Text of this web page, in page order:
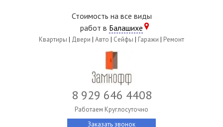
Стоимость на все виды
работ в Балашихе
Квартиры | Двери | Авто | Сейфы | Гаражи | Ремонт
8 929 646 4408
Работаем Круглосуточно
Заказать звонок